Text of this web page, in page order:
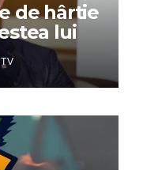
de hârtie
lui